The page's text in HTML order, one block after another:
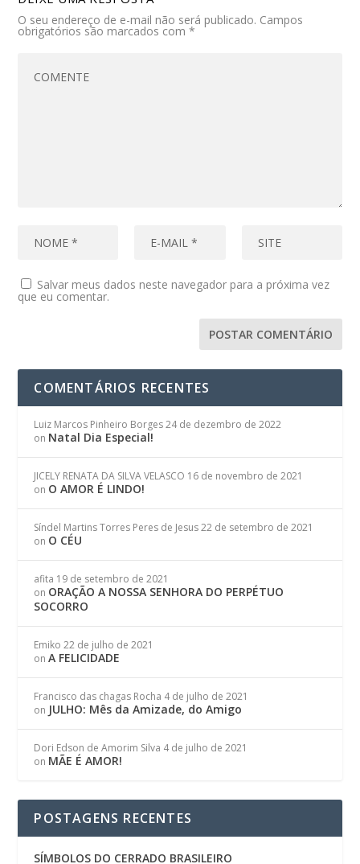
O seu endereço de e-mail não será publicado. Campos
obrigatórios são marcados com*
Salvar meus dados neste navegador para a próxima vez
que eu comentar.
COMENTÁRIOS RECENTES
Luiz Marcos Pinheiro Borges 24 de dezembro de 2022
on Natal Dia Especial!
JICELY RENATA DA SILVA VELASCO 16 de novembro de 2021
on O AMOR É LINDO!
Síndel Martins Torres Peres de Jesus 22 de setembro de 2021
on O CÉU
afita 19 de setembro de 2021
on ORAÇÃO A NOSSA SENHORA DO PERPÉTUO
SOCORRO
Emiko 22 de julho de 2021
onA FELICIDADE
Francisco das chagas Rocha 4 de julho de 2021
on JULHO: Mês da Amizade, do Amigo
Dori Edson de Amorim Silva 4 de julho de 2021
on MÃE É AMOR!
POSTAGENS RECENTES
SÍMBOLOS DO CERRADO BRASILEIRO